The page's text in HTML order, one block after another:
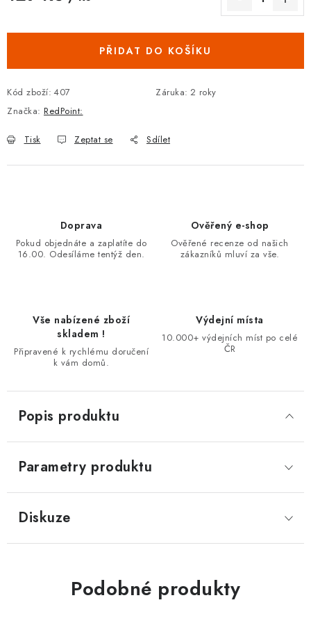
PŘIDAT DO KOŠÍKU
Kód zboží: 407 Záruka: 2 roky
Značka: RedPoint:
Tisk Zeptat se Sdílet
Doprava
Pokud objednáte a zaplatíte do
16.00. Odesíláme tentýž den.
Ověřený e-shop
Ověřené recenze od našich
zákazníků mluví za vše.
Vše nabízené zboží
skladem !
Připravené k rychlému doručení
k vám domů.
Výdejní místa
10.000+ výdejních míst po celé
ČR
Popis produktu
Parametry produktu
Diskuze
Podobné produkty